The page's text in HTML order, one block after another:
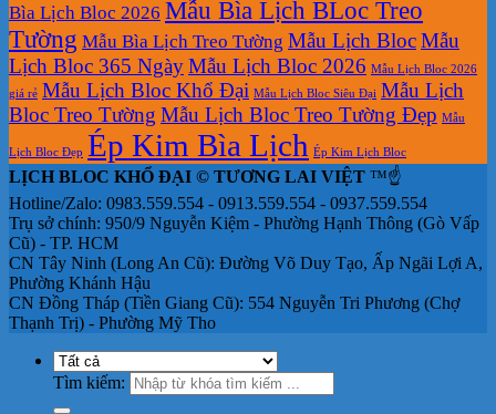
Bìa Lịch Bloc 2026 Mẫu Bìa Lịch BLoc Treo
Tường Mẫu Bìa Lịch Treo Tường Mẫu Lịch BlocMẫu
Lịch Bloc 365 NgàyMẫu Lịch Bloc 2026 Mẫu Lịch Bloc 2026
giá rẻ Mẫu Lịch Bloc Khổ Đại Mẫu Lịch Bloc Siêu Đại Mẫu Lịch
Bloc Treo Tường Mẫu Lịch Bloc Treo Tường Đẹp Mẫu
Lịch Bloc Đẹp Ép Kim Bìa Lịch Ép Kim Lịch Bloc
LỊCH BLOC KHỔ ĐẠI © TƯƠNG LAI VIỆT ™☝️
Hotline/Zalo: 0983.559.554 - 0913.559.554 - 0937.559.554
Trụ sở chính: 950/9 Nguyễn Kiệm - Phường Hạnh Thông (Gò Vấp
Cũ) - TP. HCM
CN Tây Ninh (Long An Cũ): Đường Võ Duy Tạo, Ấp Ngãi Lợi A,
Phường Khánh Hậu
CN Đồng Tháp (Tiền Giang Cũ): 554 Nguyễn Tri Phương (Chợ
Thạnh Trị) - Phường Mỹ Tho
Tìm kiếm: